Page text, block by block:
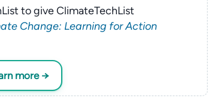
to give ClimateTechList
Change: Learning for Action
more →